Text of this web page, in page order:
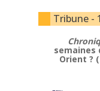
Tribune -
semaines
Orient ?